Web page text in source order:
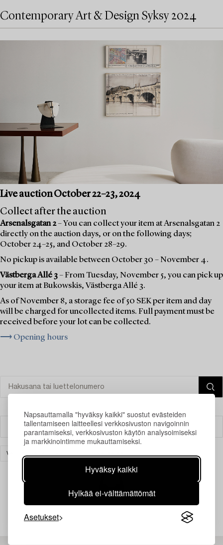
Napsauttamalla "hyväksy kaikki" suostut evästeiden
tallentamiseen laitteellesi verkkosivuston navigoinnin
parantamiseksi, verkkosivuston käytön analysoimiseksi
ja markkinointimme mukauttamiseksi.
Hyväksy kaikki
Hylkää ei-välttämättömät
Asetukset
Contemporary Art & Design Syksy 2024
Live auction October 22–23, 2024
Collect after the auction
Arsenalsgatan 2– You can collect your item at Arsenalsgatan 2
directly on the auction days, or on the following days;
October 24–25, and October 28–29.
No pickup is available between October 30 – November 4.
Västberga Allé 3– From Tuesday, November 5, you can pick up
your item at Bukowskis, Västberga Allé 3.
As of November 8, a storage fee of 50 SEK per item and day
will be charged for uncollected items. Full payment must be
received before your lot can be collected.
⟶ Opening hours
Suodatin
VALOKUVATAIDE
Juuri nyt ei löytynyt hakuasi vastaavia kohteita.